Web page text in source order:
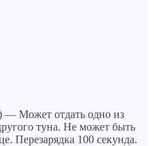
— Может отдать одно из
туна. Не может быть
Перезарядка 100 секунда.